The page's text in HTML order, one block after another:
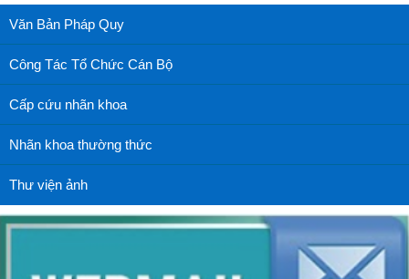
Văn Bản Pháp Quy
Công Tác Tổ Chức Cán Bộ
Cấp cứu nhãn khoa
Nhãn khoa thường thức
Thư viện ảnh